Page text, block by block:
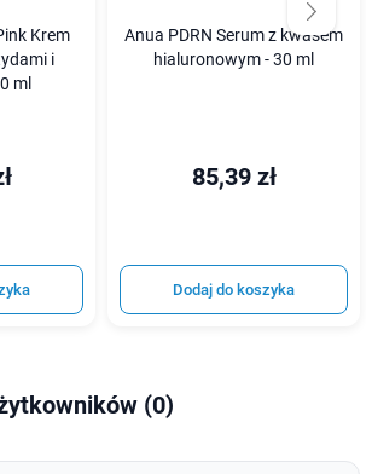
Krem
i
ml
Anua PDRN Serum z kwasem
hialuronowym - 30 ml
85,39 zł
Dodaj do koszyka
(0)